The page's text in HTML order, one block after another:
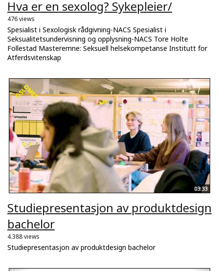
Hva er en sexolog? Sykepleier/
476 views
Spesialist i Sexologisk rådgivning-NACS Spesialist i
Seksualitetsundervisning og opplysning-NACS Tore Holte
Follestad Masteremne: Seksuell helsekompetanse Institutt for
Atferdsvitenskap
03:33
Studiepresentasjon av produktdesign
bachelor
4.388 views
Studiepresentasjon av produktdesign bachelor